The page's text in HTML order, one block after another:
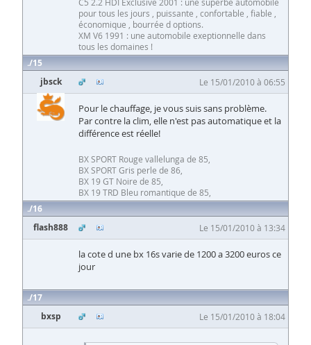
C5 2.2 HDI Exclusive 2001 : une superbe automobile
pour tous les jours , puissante , confortable , fiable ,
économique , bourrée d options.
XM V6 1991 : une automobile exeptionnelle dans
tous les domaines !
15
jbsck
Le 15/01/2010 à 06:55
Pour le chauffage, je vous suis sans problème.
Par contre la clim, elle n'est pas automatique et la
différence est réelle!
BX SPORT Rouge vallelunga de 85,
BX SPORT Gris perle de 86,
BX 19 GT Noire de 85,
BX 19 TRD Bleu romantique de 85,
16
flash888
Le 15/01/2010 à 13:34
la cote d une bx 16s varie de 1200 a 3200 euros ce
jour
17
bxsp
Le 15/01/2010 à 18:04